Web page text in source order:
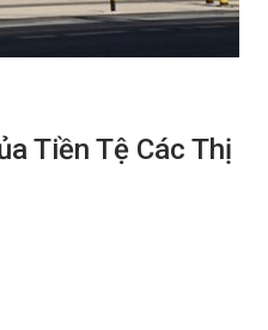
Tiền Tệ Các Thị